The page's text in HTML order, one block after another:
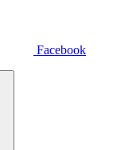
Facebook